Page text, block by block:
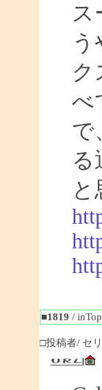
ス
ク
べ
で
る
と
■1819 /
□投稿者/ セ